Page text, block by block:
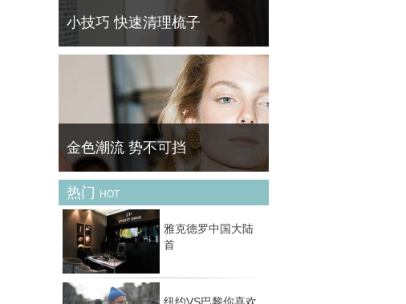
小技巧 快速清理梳子
平日梳头在梳子上缠上脱发是十分常见的，积
久了看着非常不舒服。 菁华 ( FineBornChina
)教你快速清理梳子的残余头发。
金色潮流 势不可挡
黄金首饰是一种风格多变的珠宝配饰 , 它可经
典可休闲可时尚可古典，关键在于你的着装与
场合。然而 , 最经典的莫过于简约款式 , 如果
你希望入手的黄金配饰能持续好几季，那么选
择
热门 HOT
雅克德罗中国大陆
首